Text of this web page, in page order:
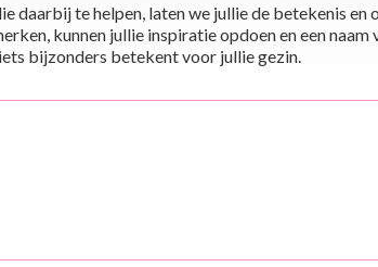
daarbij te helpen, laten we jullie de betekenis
kunnen jullie inspiratie opdoen en een
iets bijzonders betekent voor jullie gezin.